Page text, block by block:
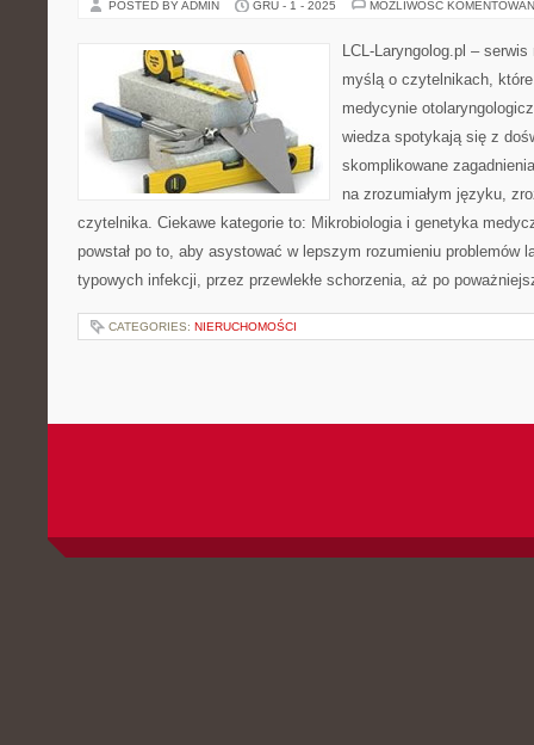
POSTED BY ADMIN GRU - 1 - 2025 MOŻLIWOŚĆ
LCL-Laryngolog.pl –
myślą o czytelnikach,
medycynie
wiedza spotykają się z
skomplikowane
na zrozumiałym języku,
czytelnika. Ciekawe kategorie to: Mikrobiologia i genetyka
powstał po to, aby asystować w lepszym rozumieniu problemów
typowych infekcji, przez przewlekłe schorzenia, aż po
CATEGORIES: NIERUCHOMOŚCI